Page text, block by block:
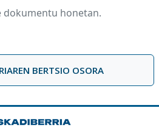
honetan.
BERTSIO OSORA